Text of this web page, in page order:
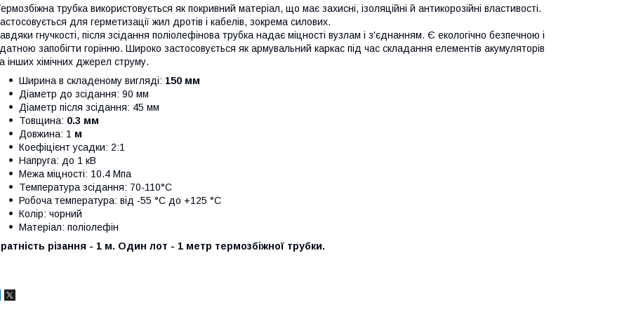
трубка використовується як покривний матеріал, що має захисні, ізоляційні й антикорозійні властивості.
для герметизації жил дротів і кабелів, зокрема силових.
гнучкості, після зсідання поліолефінова трубка надає міцності вузлам і з'єднанням. Є екологічно безпечною і
запобігти горінню. Широко застосовується як армувальний каркас під час складання елементів акумуляторів
інших хімічних джерел струму.
Ширина в складеному вигляді: 150 мм
Діаметр до зсідання: 90 мм
Діаметр після зсідання: 45 мм
Товщина: 0.3 мм
Довжина: 1 м
Коефіцієнт усадки: 2:1
Напруга: до 1 кВ
Межа міцності: 10.4 Мпа
Температура зсідання: 70-110°C
Робоча температура: від -55 °C до +125 °C
Колір: чорний
Матеріал: поліолефін
різання - 1 м. Один лот - 1 метр термозбіжної трубки.